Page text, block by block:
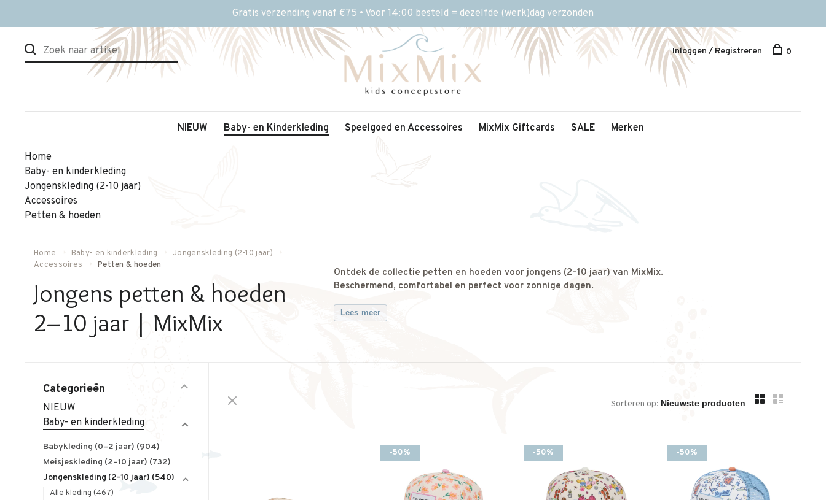
Gratis verzending vanaf €75 • Voor 14:00 besteld = dezelfde (werk)dag verzonden
NIEUW Baby- en Kinderkleding Speelgoed en Accessoires MixMix Giftcards SALE Merken
Inloggen / Registreren 0
Home
Baby- en kinderkleding
Jongenskleding (2-10 jaar)
Accessoires
Petten & hoeden
Home Baby- en kinderkleding
Jongenskleding (2-10 jaar)
Accessoires
Petten & hoeden
Jongens petten & hoeden
2–10 jaar | MixMix
Ontdek de collectie petten en hoeden voor jongens (2–10 jaar) van MixMix.
Beschermend, comfortabel en perfect voor zonnige dagen.
Lees meer
Categorieën
NIEUW
Baby- en kinderkleding
Babykleding (0–2 jaar) (904)
Meisjeskleding (2–10 jaar) (732)
Jongenskleding (2-10 jaar) (540)
Alle kleding (467)
Sorteren op:
-50% -50% -50%